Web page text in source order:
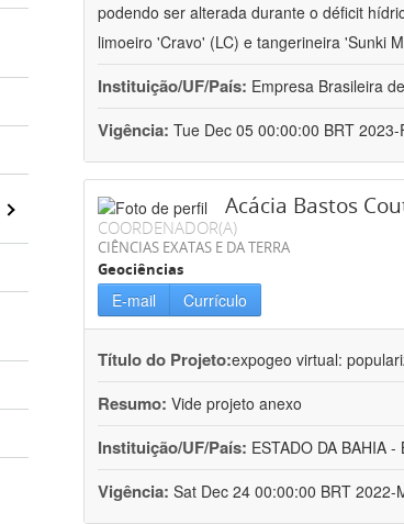
podendo ser alterada durante o déficit
limoeiro 'Cravo' (LC) e tangerineira 'Sunki
Instituição/UF/País: Empresa Brasileira
Vigência: Tue Dec 05 00:00:00 BRT
Acácia Bastos
COORDENADOR(A)
CIÊNCIAS EXATAS E DA TERRA
Geociências
E-mail Currículo
Título do Projeto:expogeo virtual:
Resumo: Vide projeto anexo
Instituição/UF/País: ESTADO DA BAHIA -
Vigência: Sat Dec 24 00:00:00 BRT